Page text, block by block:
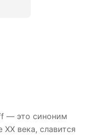
— это синоним
века, славится